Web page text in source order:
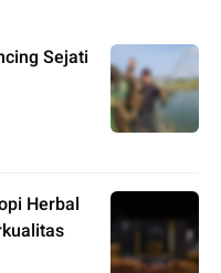
Sejati
Herbal